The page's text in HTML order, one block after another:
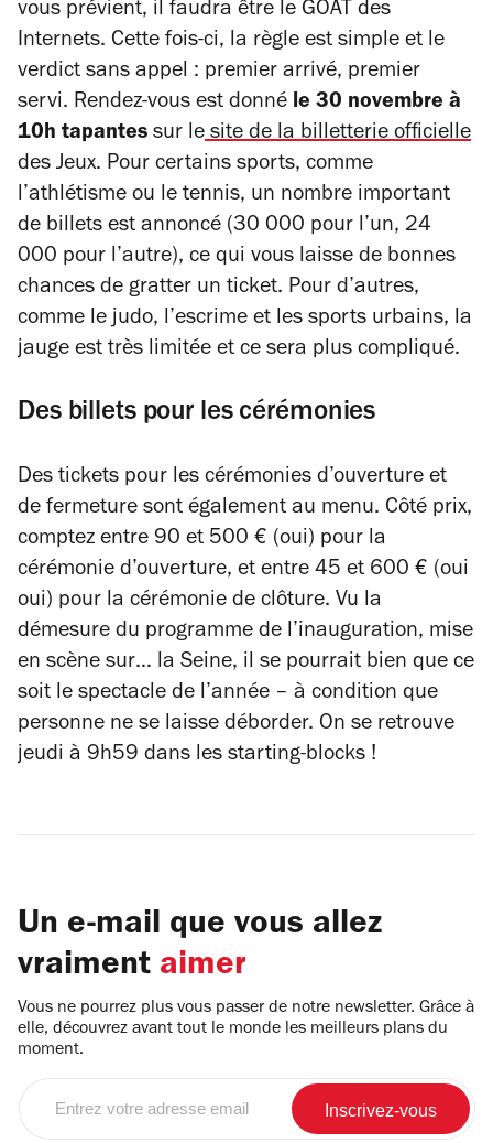
vous prévient, il faudra être le GOAT des
Internets. Cette fois-ci, la règle est simple et le
verdict sans appel : premier arrivé, premier
servi. Rendez-vous est donné le 30 novembre à
10h tapantes sur le site de la billetterie officielle
des Jeux. Pour certains sports, comme
l’athlétisme ou le tennis, un nombre important
de billets est annoncé (30 000 pour l’un, 24
000 pour l’autre), ce qui vous laisse de bonnes
chances de gratter un ticket. Pour d’autres,
comme le judo, l’escrime et les sports urbains, la
jauge est très limitée et ce sera plus compliqué.
Des billets pour les cérémonies
Des tickets pour les cérémonies d’ouverture et
de fermeture sont également au menu. Côté prix,
comptez entre 90 et 500 € (oui) pour la
cérémonie d’ouverture, et entre 45 et 600 € (oui
oui) pour la cérémonie de clôture. Vu la
démesure du programme de l’inauguration, mise
en scène sur… la Seine, il se pourrait bien que ce
soit le spectacle de l’année – à condition que
personne ne se laisse déborder. On se retrouve
jeudi à 9h59 dans les starting-blocks !
Un e-mail que vous allez
vraiment aimer
Vous ne pourrez plus vous passer de notre newsletter. Grâce à
elle, découvrez avant tout le monde les meilleurs plans du
moment.